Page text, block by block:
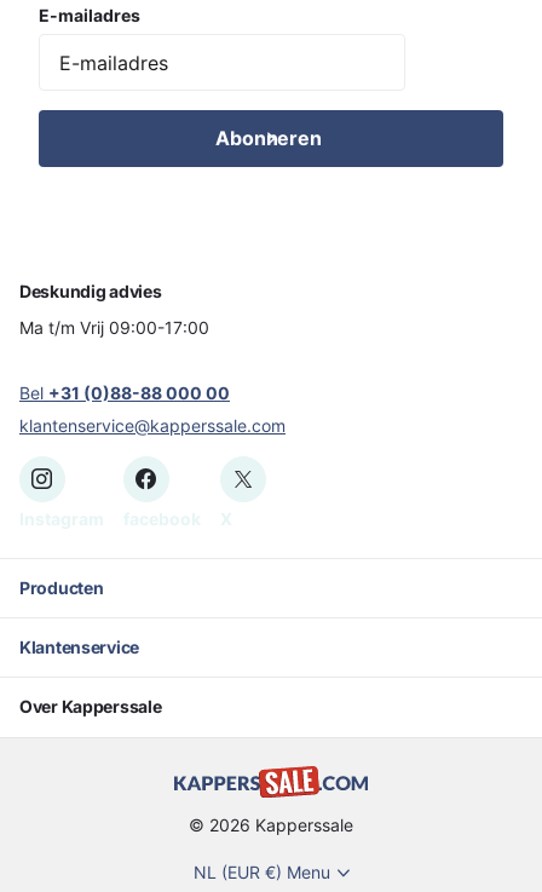
E-mailadres
Abonneren
Deskundig advies
Ma t/m Vrij 09:00-17:00
Bel +31 (0)88-88 000 00
klantenservice@kapperssale.com
Producten
Klantenservice
Over Kapperssale
© 2026 Kapperssale
NL (EUR €) Menu